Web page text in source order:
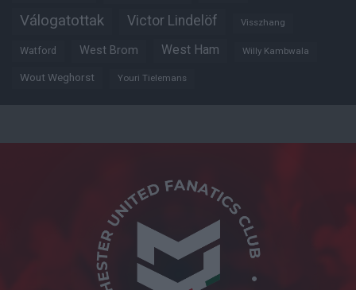
Válogatottak Victor Lindelöf Visszhang
Watford West Brom West Ham Willy Kambwala
Wout Weghorst Youri Tielemans